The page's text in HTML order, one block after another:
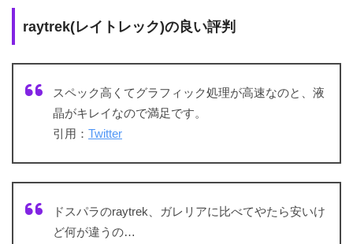
raytrek(レイトレック)の良い評判
スペック高くてグラフィック処理が高速なのと、液
晶がキレイなので満足です。
引用： Twitter
ドスパラのraytrek、ガレリアに比べてやたら安いけ
ど何が違うの…